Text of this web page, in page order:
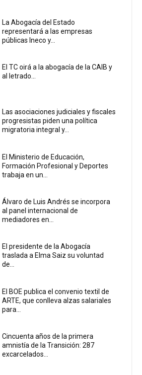
La Abogacía del Estado
representará a las empresas
públicas Ineco y...
El TC oirá a la abogacía de la CAIB y
al letrado...
Las asociaciones judiciales y fiscales
progresistas piden una política
migratoria integral y...
El Ministerio de Educación,
Formación Profesional y Deportes
trabaja en un...
Álvaro de Luis Andrés se incorpora
al panel internacional de
mediadores en...
El presidente de la Abogacía
traslada a Elma Saiz su voluntad
de...
El BOE publica el convenio textil de
ARTE, que conlleva alzas salariales
para...
Cincuenta años de la primera
amnistía de la Transición: 287
excarcelados...